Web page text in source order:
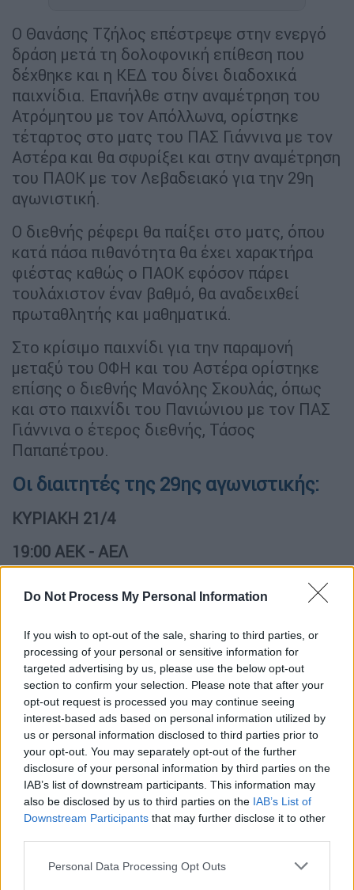
Do Not Process My Personal Information
If you wish to opt-out of the sale, sharing to third parties, or
processing of your personal or sensitive information for
targeted advertising by us, please use the below opt-out
section to confirm your selection. Please note that after your
opt-out request is processed you may continue seeing
interest-based ads based on personal information utilized by
us or personal information disclosed to third parties prior to
your opt-out. You may separately opt-out of the further
disclosure of your personal information by third parties on the
IAB’s list of downstream participants. This information may
also be disclosed by us to third parties on the IAB’s List of
Downstream Participants that may further disclose it to other
Please note that this website/app uses one or more Google
Personal Data Processing Opt Outs
Ο Θανάσης Τζήλος επέστρεψε στην ενεργό
δράση μετά τη δολοφονική επίθεση που
δέχθηκε και η ΚΕΔ του δίνει διαδοχικά
παιχνίδια. Επανήλθε στην αναμέτρηση του
Ατρόμητου με τον Απόλλωνα, ορίστηκε
τέταρτος στο ματς του ΠΑΣ Γιάννινα με τον
Αστέρα και θα σφυρίξει και στην αναμέτρηση
του ΠΑΟΚ με τον Λεβαδειακό για την 29η
αγωνιστική.
Ο διεθνής ρέφερι θα παίξει στο ματς, όπου
κατά πάσα πιθανότητα θα έχει χαρακτήρα
φιέστας καθώς ο ΠΑΟΚ εφόσον πάρει
τουλάχιστον έναν βαθμό, θα αναδειχθεί
πρωταθλητής και μαθηματικά.
Στο κρίσιμο παιχνίδι για την παραμονή
μεταξύ του ΟΦΗ και του Αστέρα ορίστηκε
επίσης ο διεθνής Μανόλης Σκουλάς, όπως
και στο παιχνίδι του Πανιώνιου με τον ΠΑΣ
Γιάννινα ο έτερος διεθνής, Τάσος
Παπαπέτρου.
Οι διαιτητές της 29ης αγωνιστικής:
ΚΥΡΙΑΚΗ 21/4
19:00 ΑΕΚ - ΑΕΛ
(Μακεδονίας)
Βοηθοί: Δαμιανός Ευθυμιάδης (Πιερίας),
Παντελής Σπυρόπουλος (Αν. Αττικής)
4ος: Ευάγγελος Μανούχος (Αργολίδας)
19:00 Ξάνθη - Απόλλων Σμύρνης
Διαιτητής: Αλέξανδρος Τσαμούρης
(Πειραιώς)
Βοηθοί: Δημήτριος Φίλος (Βοιωτίας),